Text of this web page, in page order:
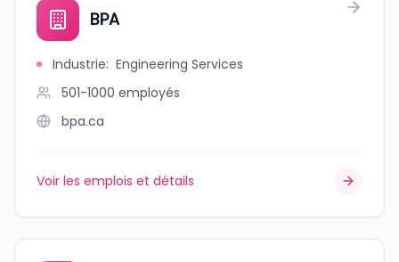
BPA
Industrie: Engineering Services
501-1000 employés
bpa.ca
Voir les emplois et détails